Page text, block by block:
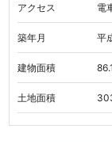
アクセス
電
築年月 平
建物面積
土地面積